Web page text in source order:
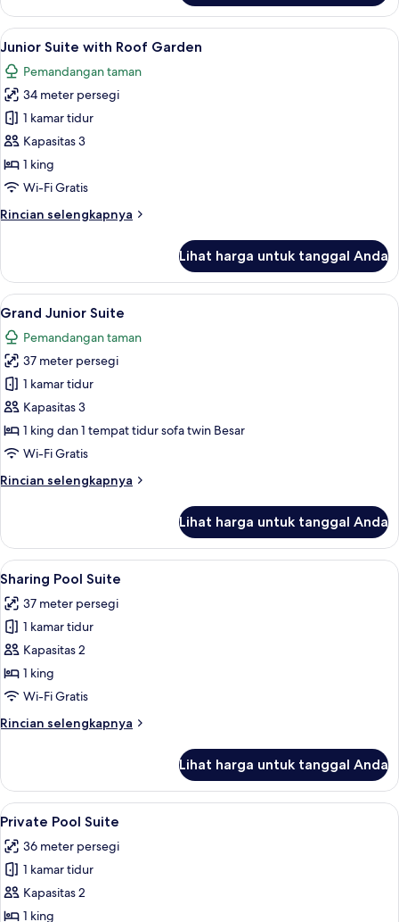
Suite
Junior
Lihat
semua
foto
untuk
Junior
Suite
with
Roof
Seprai premium, selimut bulu angsa,
6
Junior Suite with Roof Garden
Pemandangan taman
34 meter persegi
1 kamar tidur
Kapasitas 3
1 king
Wi-Fi Gratis
Rincian selengkapnya
Rincian
Junior
Suite
with
Garden
Lihat harga untuk tanggal Anda
Lihat
semua
foto
untuk
Grand
Junior
Suite
Grand Junior Suite | Seprai
2
Grand Junior Suite
Pemandangan taman
37 meter persegi
1 kamar tidur
Kapasitas 3
1 king dan 1 tempat tidur sofa twin Besar
Wi-Fi Gratis
Rincian selengkapnya
Rincian
Grand
Junior
Suite
Lihat harga untuk tanggal Anda
Lihat
semua
foto
untuk
Sharing
Pool
Suite
Sharing Pool Suite | Seprai
19
Sharing Pool Suite
37 meter persegi
1 kamar tidur
Kapasitas 2
1 king
Wi-Fi Gratis
Rincian selengkapnya
Rincian
Sharing
Pool
Suite
Lihat harga untuk tanggal Anda
Lihat
semua
foto
untuk
Private
Pool
Private Pool Suite | Seprai premium,
8
Private Pool Suite
36 meter persegi
1 kamar tidur
Kapasitas 2
1 king